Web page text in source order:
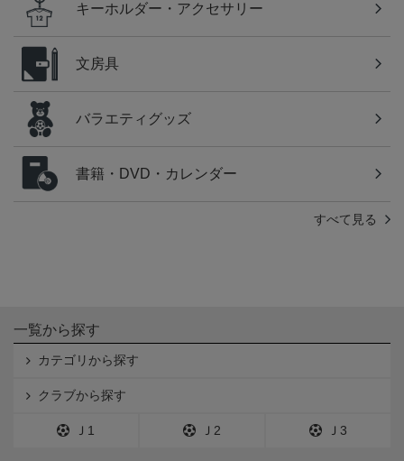
キーホルダー・アクセサリー
文房具
バラエティグッズ
書籍・DVD・カレンダー
すべて見る
一覧から探す
カテゴリから探す
クラブから探す
Ｊ1 Ｊ2 Ｊ3